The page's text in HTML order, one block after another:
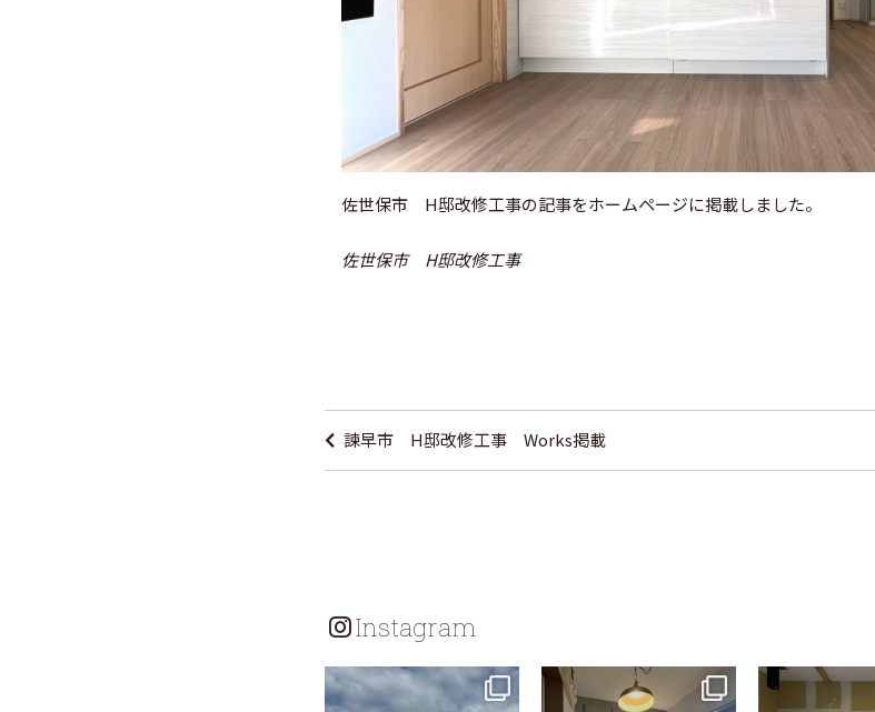
佐世保市 H邸改修工事の記事をホームページに掲載しました。
佐世保市 H邸改修工事
諫早市 H邸改修工事 Works掲載
Instagram
tomohouseinc
tomohouseinc
7月 13